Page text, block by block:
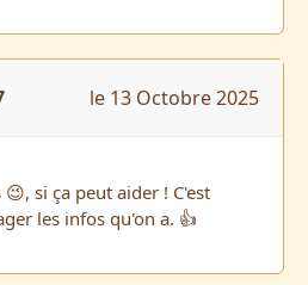
le 13 Octobre 2025
si ça peut aider ! C'est
les infos qu'on a. 👍